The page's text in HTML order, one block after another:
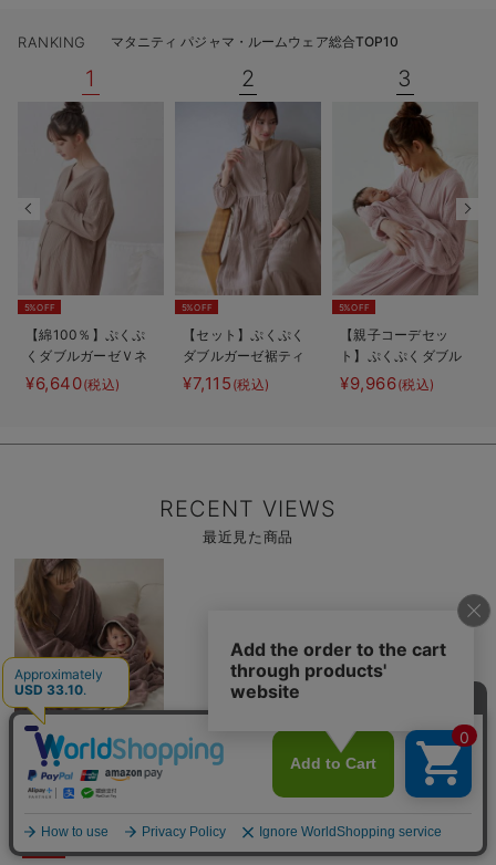
RANKING マタニティ パジャマ・ルームウェア総合TOP10
1
5%OFF
【綿100％】ぷくぷ
くダブルガーゼＶネ
ックワンピ＆産前産
後使えるレギンスパ
¥6,640(税込)
2
5%OFF
【セット】ぷくぷく
ダブルガーゼ裾ティ
アード3WAYワンピ
ース＆産後も使える
¥7,115 (税込)
3
5%OFF
【親子コーデセッ
ト】ぷくぷくダブル
ガーゼ裾ティアード
3WAYワンピース＆
¥9,966(税込)
RECENT VIEWS
最近見た商品
商
品
詳
細
を
見
商
品
詳
を
る
【親子コーデ】バスタ
イム3点セット 出産
後
￥5,215 (税込)
5%OFF